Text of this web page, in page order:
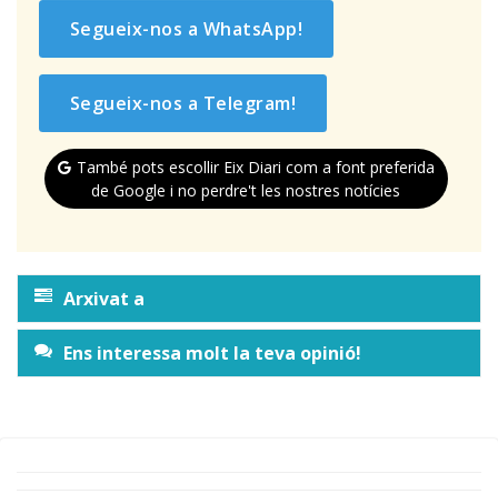
Segueix-nos a WhatsApp!
Segueix-nos a Telegram!
També pots escollir Eix Diari com a font preferida
de Google i no perdre't les nostres notícies
Arxivat a
Ens interessa molt la teva opinió!